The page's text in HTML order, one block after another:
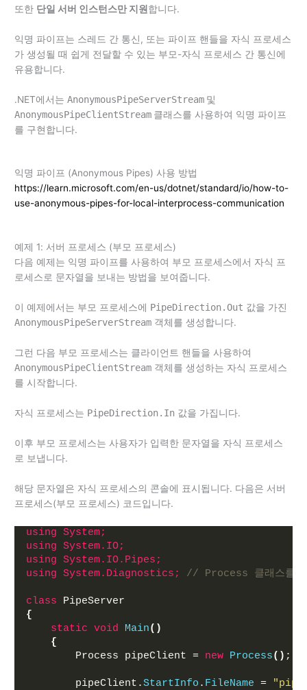
또한 단일 서버 인스턴스만 지원 합니다.
익명 파이프는 스레드 간 통신, 또는 파이프 핸들을 자식 프로세스
가 생성될 때 쉽게 전달할 수 있는 부모-자식 프로세스 간 통신에
유용합니다.
.NET에서는AnonymousPipeServerStream 및
AnonymousPipeClientStream 클래스를 사용하여 익명 파이프
를 구현합니다.
익명 파이프 (Anonymous Pipes) 사용 방법
https://learn.microsoft.com/en-us/dotnet/standard/io/how-to-
use-anonymous-pipes-for-local-interprocess-communication
예제 1: 서버 프로세스 (부모 프로세스)
다음 예제는 익명 파이프를 사용하여 부모 프로세스에서 자식 프
로세스로 문자열을 보내는 방법을 보여줍니다.
이 예제에서는 부모 프로세스에 PipeDirection.Out 값을 가진
AnonymousPipeServerStream 객체를 생성합니다.
그런 다음 부모 프로세스는 클라이언트 핸들을 사용하여
AnonymousPipeClientStream 객체를 생성하는 자식 프로세스
를 시작합니다.
자식 프로세스는 PipeDirection.In 값을 가집니다.
이후 부모 프로세스는 사용자가 입력한 문자열을 자식 프로세스
로 보냅니다.
해당 문자열은 자식 프로세스의 콘솔에 표시됩니다. 다음은 서버
프로세스(부모 프로세스) 코드입니다.
using System;
using System.IO;
using System.IO.Pipes;
using System.Diagnostics; // Process 클래스를
class PipeServer
{
static void Main()
{
        Process pipeClient =
new Process() ;
        pipeClient.
StartInfo . FileName =